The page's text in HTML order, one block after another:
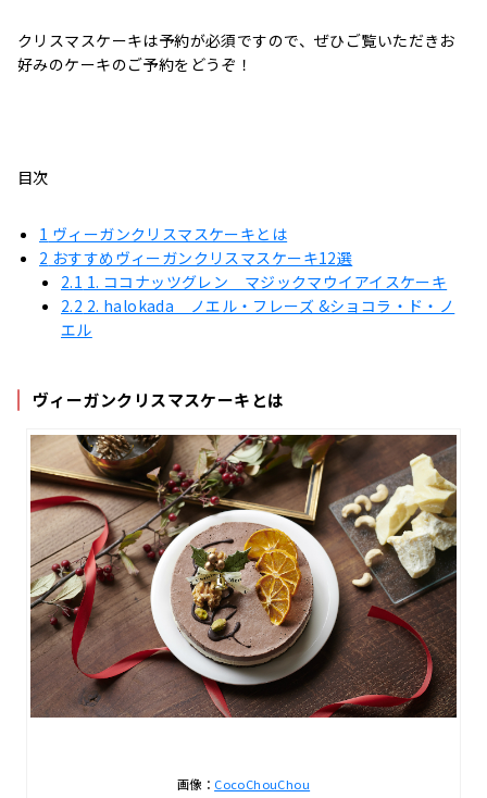
クリスマスケーキは予約が必須ですので、ぜひご覧いただきお
好みのケーキのご予約をどうぞ！
目次
1 ヴィーガンクリスマスケーキとは
2 おすすめヴィーガンクリスマスケーキ12選
2.1 1. ココナッツグレン マジックマウイアイスケーキ
2.2 2. halokada ノエル・フレーズ &ショコラ・ド・ノ
エル
ヴィーガンクリスマスケーキとは
画像： CocoChouChou